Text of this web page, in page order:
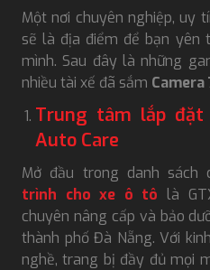
Một nơi chuyên nghiệp, uy
sẽ là địa điểm để bạn yên
mình. Sau đây là những
nhiều tài xế đã sắm Camera
Trung tâm lắp đặt
Auto Care
Mở đầu trong danh sách
trình cho xe ô tô là
chuyên nâng cấp và bảo
thành phố Đà Nẵng. Với
nghề, trang bị đầy đủ mọi